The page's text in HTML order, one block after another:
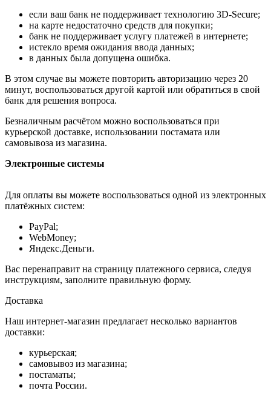
если ваш банк не поддерживает технологию 3D-Secure;
на карте недостаточно средств для покупки;
банк не поддерживает услугу платежей в интернете;
истекло время ожидания ввода данных;
в данных была допущена ошибка.
В этом случае вы можете повторить авторизацию через 20
минут, воспользоваться другой картой или обратиться в свой
банк для решения вопроса.
Безналичным расчётом можно воспользоваться при
курьерской доставке, использовании постамата или
самовывоза из магазина.
Электронные системы
Для оплаты вы можете воспользоваться одной из электронных
платёжных систем:
PayPal;
WebMoney;
Яндекс.Деньги.
Вас перенаправит на страницу платежного сервиса, следуя
инструкциям, заполните правильную форму.
Доставка
Наш интернет-магазин предлагает несколько вариантов
доставки:
курьерская;
самовывоз из магазина;
постаматы;
почта России.